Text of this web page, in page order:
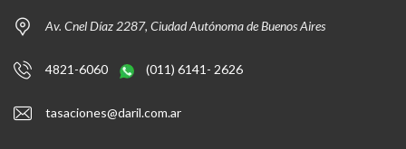
Av. Cnel Díaz 2287, Ciudad Autónoma de Buenos Aires
4821-6060 (011) 6141- 2626
tasaciones@daril.com.ar